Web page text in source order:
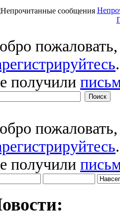
.
получили
.
получили